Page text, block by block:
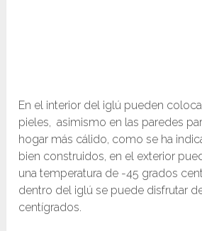
En el interior del iglú pueden
pieles, asimismo en las paredes
hogar más cálido, como se ha
bien construidos, en el exterior
una temperatura de -45 grados
dentro del iglú se puede disfrutar
centígrados.